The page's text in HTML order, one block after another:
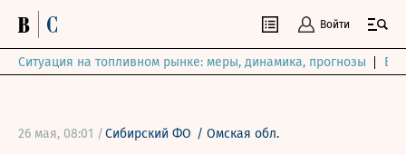
Войти
Ситуация на топливном рынке: меры, динамика, прогнозы
26 мая, 08:01 /Сибирский ФО / Омская обл.